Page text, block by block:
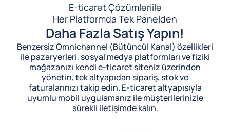
E-ticaret Çözümleriile
Her Platformda Tek Panelden
Daha Fazla Satış Yapın!
Benzersiz Omnichannel (Bütüncül Kanal) özellikleri
ile pazaryerleri, sosyal medya platformları ve fiziki
mağazanızı kendi e-ticaret siteniz üzerinden
yönetin, tek altyapıdan sipariş, stok ve
faturalarınızı takip edin. E-ticaret altyapısıyla
uyumlu mobil uygulamanız ile müşterilerinizle
sürekli iletişimde kalın.